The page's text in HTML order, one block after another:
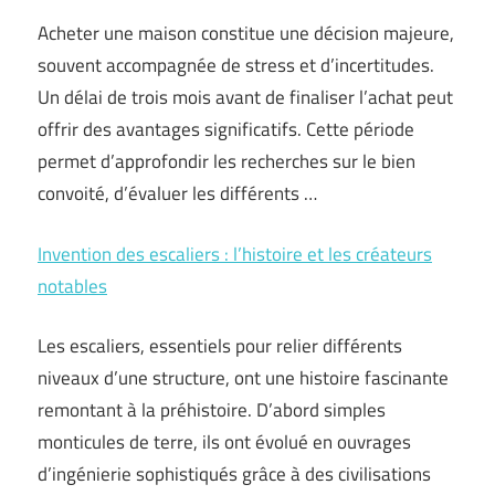
Acheter une maison constitue une décision majeure,
souvent accompagnée de stress et d’incertitudes.
Un délai de trois mois avant de finaliser l’achat peut
offrir des avantages significatifs. Cette période
permet d’approfondir les recherches sur le bien
convoité, d’évaluer les différents …
Invention des escaliers : l’histoire et les créateurs
notables
Les escaliers, essentiels pour relier différents
niveaux d’une structure, ont une histoire fascinante
remontant à la préhistoire. D’abord simples
monticules de terre, ils ont évolué en ouvrages
d’ingénierie sophistiqués grâce à des civilisations